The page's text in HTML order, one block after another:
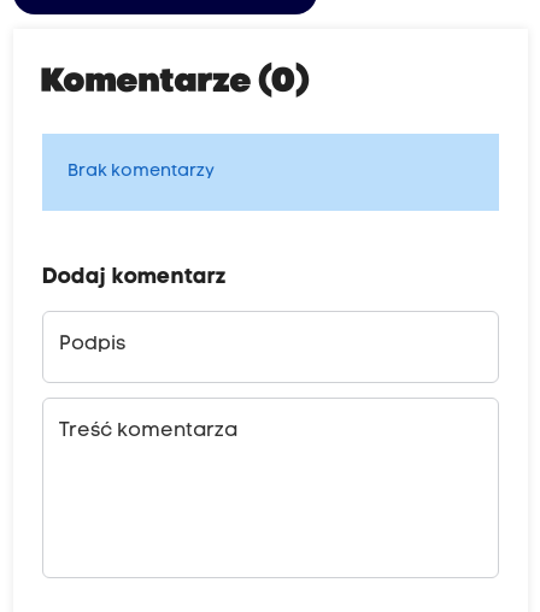
Komentarze (0)
Brak komentarzy
Dodaj komentarz
Podpis
Treść komentarza